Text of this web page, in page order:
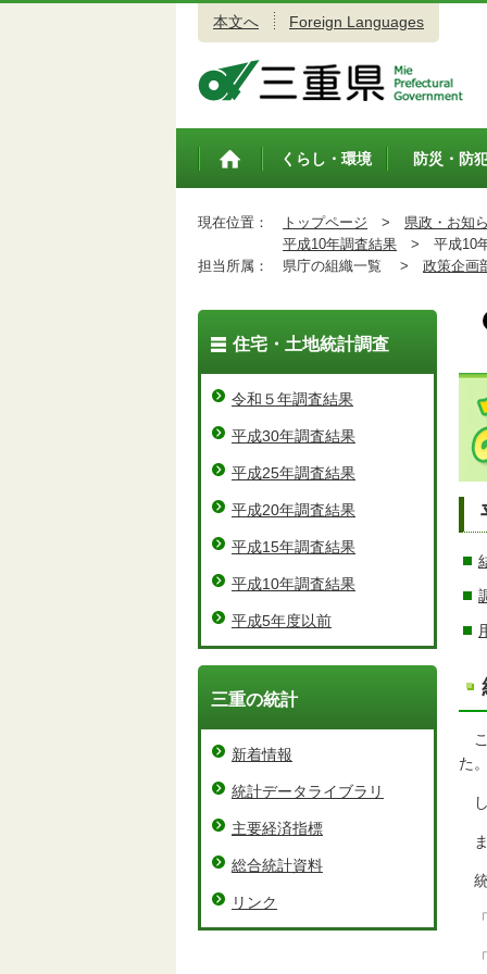
本文へ Foreign Languages
トップペ
くらし・環境 防災・防
現在位置： トップページ >
県政・お知
平成10年調査結果 > 平成10
担当所属：
県庁の組織一覧 > 政策企画
た
住宅・土地統計調査
令和５年調査結果
平成30年調査結果
平成25年調査結果
平成20年調査結果
平成15年調査結果
平成10年調査結果
平成5年度以前
三重の統計
新着情報
統計データライブラリ
主要経済指標
総合統計資料
リンク